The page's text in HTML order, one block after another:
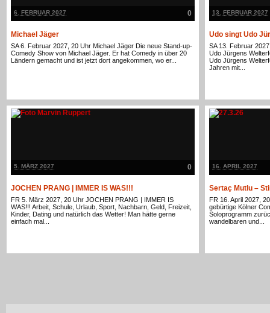
0
6. FEBRUAR 2027
Michael Jäger
SA 6. Februar 2027, 20 Uhr Michael Jäger Die neue Stand-up-
Comedy Show von Michael Jäger. Er hat Comedy in über 20
Ländern gemacht und ist jetzt dort angekommen, wo er...
13. FEBRUAR 2027
Udo singt Udo
SA 13. Februar
Udo Jürgens
Udo Jürgens
Jahren mit...
0
5. MÄRZ 2027
JOCHEN PRANG | IMMER IS WAS!!!
FR 5. März 2027, 20 Uhr JOCHEN PRANG | IMMER IS
WAS!!! Arbeit, Schule, Urlaub, Sport, Nachbarn, Geld, Freizeit,
Kinder, Dating und natürlich das Wetter! Man hätte gerne
einfach mal...
16. APRIL 2027
Sertaç Mutlu –
FR 16. April 2027,
gebürtige Kölner
Soloprogramm
wandelbaren und...